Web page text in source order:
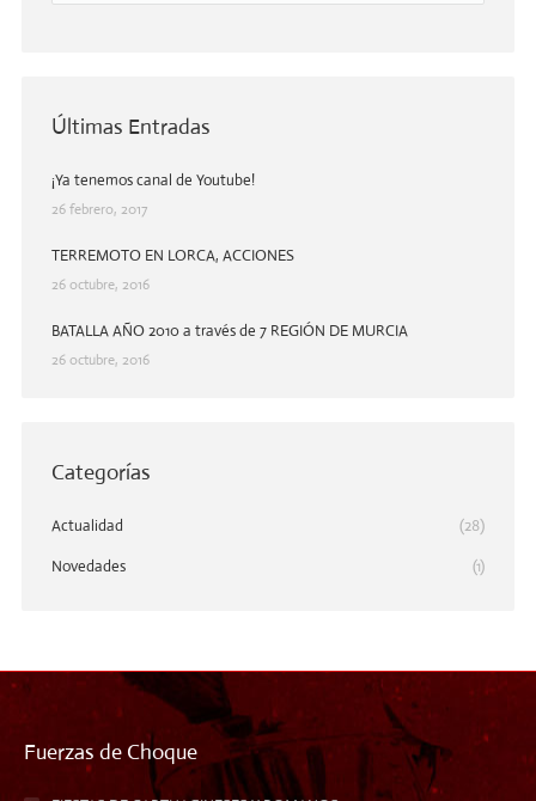
Últimas Entradas
¡Ya tenemos canal de Youtube!
26 febrero, 2017
TERREMOTO EN LORCA, ACCIONES
26 octubre, 2016
BATALLA AÑO 2010 a través de 7 REGIÓN DE MURCIA
26 octubre, 2016
Categorías
Actualidad
(28)
Novedades
(1)
Fuerzas de Choque